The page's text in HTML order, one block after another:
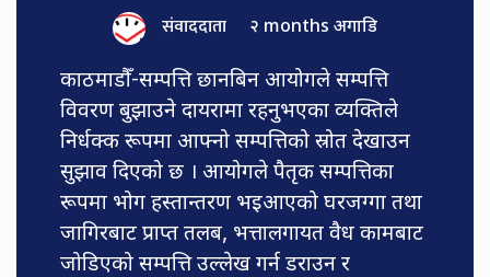
संवाददाता २ months अगाडि
काठमाडौँ-सम्पत्ति छानबिन आयोगले सम्पत्ति
विवरण बुझाउने दायरामा रहनुभएका व्यक्तिले
निर्धक्क रूपमा आफ्नो सम्पत्तिको स्रोत देखाउन
सुझाव दिएको छ । आयोगले पैतृक सम्पत्तिका
रूपमा भोग हस्तान्तरण भइआएको घरजग्गा तथा
जागिरबाट प्राप्त तलब, भत्तालगायत वैध कामबाट
जोडिएको सम्पत्ति उल्लेख गर्न डराउन र